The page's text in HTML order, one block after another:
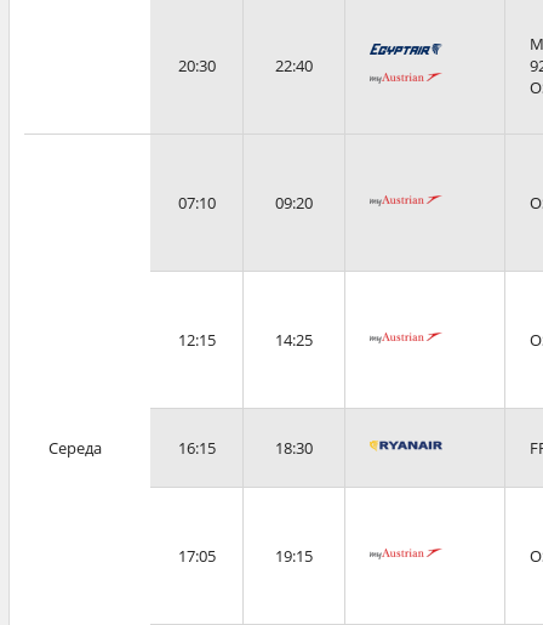
20:30 22:40
Середа
07:10 09:20
12:15 14:25
16:15 18:30
17:05 19:15